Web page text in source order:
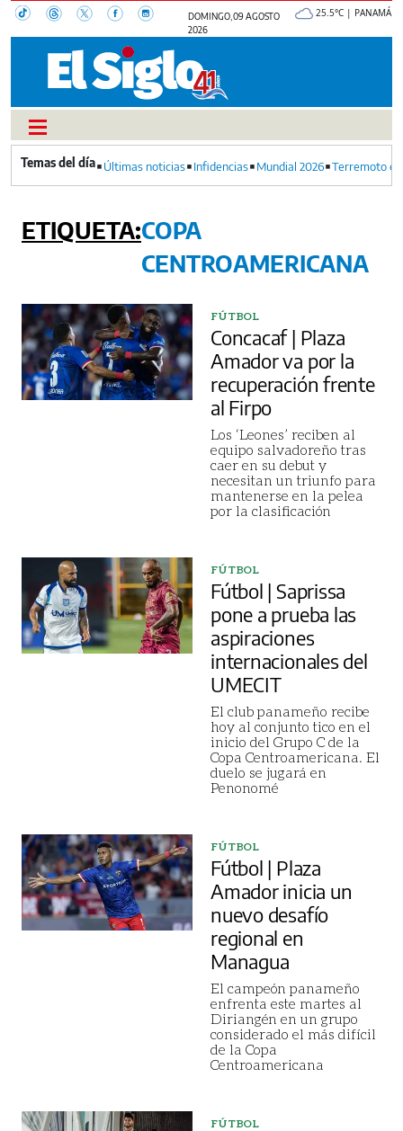
DOMINGO, 09 AGOSTO
2026
25.5°C | PANAMÁ
Últimas noticias Infidencias Mundial 2026 Terremoto
COPA
CENTROAMERICANA
FÚTBOL
Concacaf | Plaza
Amador va por la
recuperación frente
al Firpo
Los ‘Leones’ reciben al
equipo salvadoreño tras
caer en su debut y
necesitan un triunfo para
mantenerse en la pelea
por la clasificación
FÚTBOL
Fútbol | Saprissa
pone a prueba las
aspiraciones
internacionales del
UMECIT
El club panameño recibe
hoy al conjunto tico en el
inicio del Grupo C de la
Copa Centroamericana. El
duelo se jugará en
Penonomé
FÚTBOL
Fútbol | Plaza
Amador inicia un
nuevo desafío
regional en
Managua
El campeón panameño
enfrenta este martes al
Diriangén en un grupo
considerado el más difícil
de la Copa
Centroamericana
FÚTBOL